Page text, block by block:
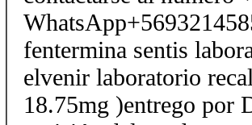
fentermina sentis
elvenir laboratorio
18.75mg )entrego por